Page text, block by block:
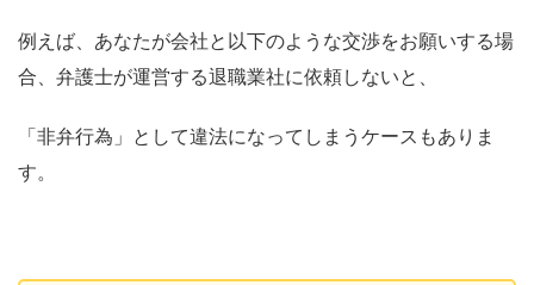
例えば、あなたが会社と以下のような交渉をお願いする場
合、弁護士が運営する退職業社に依頼しないと、
「非弁行為」として違法になってしまうケースもありま
す。